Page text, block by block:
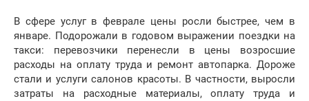
В сфере услуг в феврале цены росли быстрее, чем в
январе. Подорожали в годовом выражении поездки на
такси: перевозчики перенесли в цены возросшие
расходы на оплату труда и ремонт автопарка. Дороже
стали и услуги салонов красоты. В частности, выросли
затраты на расходные материалы, оплату труда и